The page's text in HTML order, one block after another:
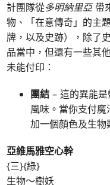
計團隊從多明納里亞帶
物、「在意傳奇」的主
牌，以及史跡），除了
品當中，但還有一些其
未能付印：
團結 – 這的異能
風味。當你支付
加一個顏色及生物
亞維馬雅空心幹
{三}{綠}
生物～樹妖